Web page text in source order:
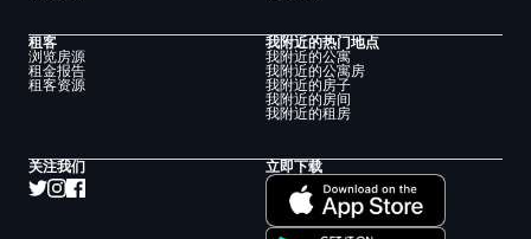
租客
浏览房源
租金报告
租客资源
我附近的热门地点
我附近的公寓
我附近的公寓房
我附近的房子
我附近的房间
我附近的租房
关注我们 立即下载